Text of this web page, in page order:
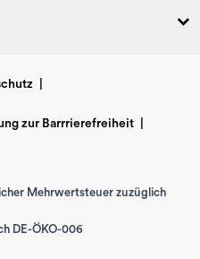
zur Barrrierefreiheit
Mehrwertsteuer zuzüglich
DE-ÖKO-006